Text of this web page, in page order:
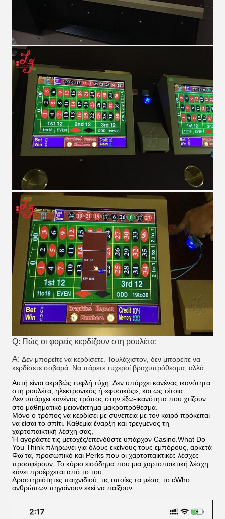
Q: Πώς οι φορείς κερδίζουν στη ρουλέτα;
Α: Δεν μπορείτε να κερδίσετε. Τουλάχιστον, δεν μπορείτε να
κερδίσετε σοβαρά. Να πάρετε τυχεροί βραχυπρόθεσμα, αλλά
Αυτή είναι ακριβώς τυφλή τύχη. Δεν υπάρχει κανένας ικανότητα
στη ρουλέτα, ηλεκτρονικός ή «φυσικός», και ως τέτοια
Δεν υπάρχει κανένας τρόπος στην έξω-ικανότητα που χτίζουν
στο μαθηματικό μειονέκτημα μακροπρόθεσμα.
Μόνο ο τρόπος να κερδίσει με συνέπεια με τον καιρό πρόκειται
να είσαι το σπίτι. Καθεμία έναρξη και τρεγμένος τη
χαρτοπαικτική λέσχη σας,
Ή αγοράστε τις μετοχές/επενδύστε υπάρχον Casino.What Do
You Think πληρώνει για όλους εκείνους τους εμπόρους, αρκετά
Φω'τα, προσωπικό και Perks που οι χαρτοπαικτικές λέσχες
προσφέρουν; Το κύριο εισόδημα που μια χαρτοπαικτική λέσχη
κάνει προέρχεται από το του
Δραστηριότητες παιχνιδιού, τις οποίες τα μέσα, το cWho
ανθρώπων πηγαίνουν εκεί να παίξουν.